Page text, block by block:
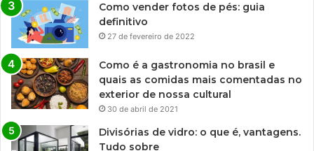
Como vender fotos de pés: guia
definitivo
27 de fevereiro de 2022
Como é a gastronomia no brasil e
quais as comidas mais comentadas no
exterior de nossa cultural
30 de abril de 2021
Divisórias de vidro: o que é, vantagens.
Tudo sobre